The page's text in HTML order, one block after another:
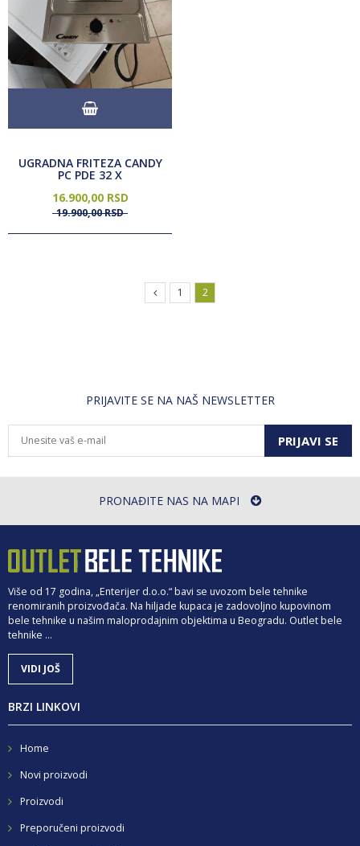
UGRADNA FRITEZA CANDY
PC PDE 32 X
16.900,00 RSD
19.900,00RSD
1 2
PRIJAVITE SE NA NAŠ NEWSLETTER
PRIJAVI SE
PRONAĐITE NAS NA MAPI
Više od 17 godina, „Enterijer d.o.o.“ bavi se uvozom bele tehnike
renomiranih proizvođača. Na hiljade kupaca je zadovoljno kupovinom
bele tehnike u našim maloprodajnim objektima u Beogradu. Outlet bele
tehnike ...
VIDI JOŠ
BRZI LINKOVI
Home
Novi proizvodi
Proizvodi
Preporučeni proizvodi